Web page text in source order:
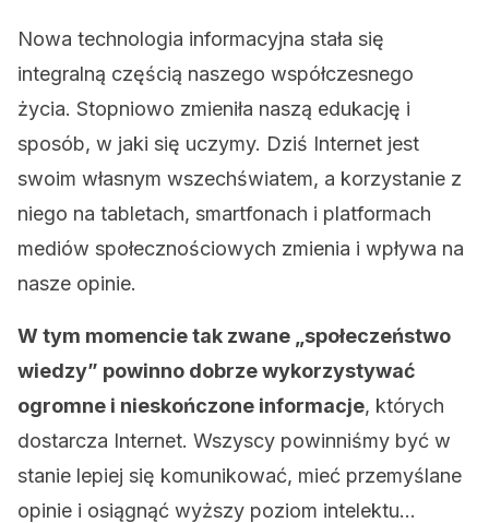
Nowa technologia informacyjna stała się
integralną częścią naszego współczesnego
życia. Stopniowo zmieniła naszą edukację i
sposób, w jaki się uczymy. Dziś Internet jest
swoim własnym wszechświatem, a korzystanie z
niego na tabletach, smartfonach i platformach
mediów społecznościowych zmienia i wpływa na
nasze opinie.
W tym momencie tak zwane „społeczeństwo
wiedzy” powinno dobrze wykorzystywać
ogromne i nieskończone informacje, których
dostarcza Internet. Wszyscy powinniśmy być w
stanie lepiej się komunikować, mieć przemyślane
opinie i osiągnąć wyższy poziom intelektu…